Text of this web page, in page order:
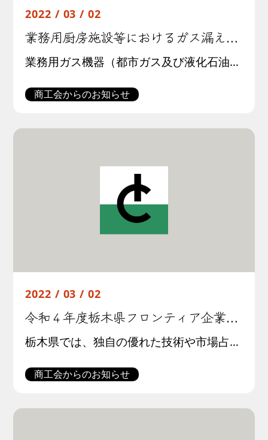
2022 / 03 / 02
業務用厨房施設等におけるガス漏えいによる火災・爆発事故及び一酸化炭素中毒事故防止の周知について
業務用ガス機器（都市ガス及び液化石油ガス）が使用される業務用厨房施設等において、ガス漏えいによる火災・爆発事故や不完全燃焼による一酸化炭素中毒事故が発生した場合に大規模な被害を及ぼす可能性があります。業務用厨房施設等での […]
商工会からのお知らせ
2022 / 03 / 02
令和４年度栃木県フロンティア企業募集に係る周知について
栃木県では、独自の優れた技術や市場占有率の高い製品を保有する企業を、とちぎの技術ブランドである“栃木県フロンティア企業”として認証し、本県のものづくりを代表する企業として県内外に広く紹介するとともに、県産業技術センターの […]
商工会からのお知らせ